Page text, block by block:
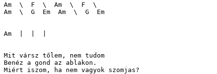
Am  \  F  \  Am  \  F  \
Am  \  G  Em  Am  \  G  Em
Am  |  |  |
Mit vársz tőlem, nem tudom
Benéz a gond az ablakon.
Miért iszom, ha nem vagyok szomjas?